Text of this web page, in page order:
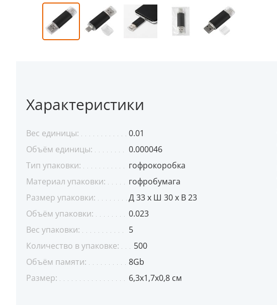
Характеристики
Вес единицы:
0.01
Объём единицы:
0.000046
Тип упаковки:
гофрокоробка
Материал упаковки:
гофробумага
Размер упаковки:
Д 33 x Ш 30 x В 23
Объём упаковки:
0.023
Вес упаковки:
5
Количество в упаковке:
500
Объём памяти:
8Gb
Размер:
6,3х1,7х0,8 см